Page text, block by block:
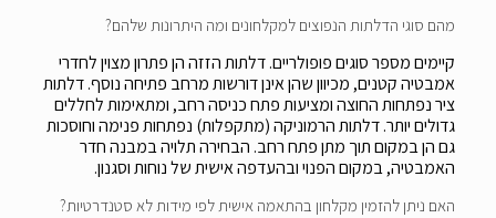
מהם סוגי הדלתות הנפוצים למקלחונים ומה היתרונות שלהם?
קיימים מספר סוגים פופולריים. דלתות הזזה הן פתרון מצוין לחדרי
אמבטיה קטנים, מכיוון שהן אינן דורשות מרחב פתיחה נוסף. דלתות
ציר נפתחות החוצה ומציעות פתח כניסה רחב, ומתאימות לחללים
גדולים יותר. דלתות הרמוניקה (מתקפלות) נפתחות פנימה וחוסכות
גם הן במקום תוך מתן פתח רחב. הבחירה תלויה במבנה חדר
האמבטיה, במקום הפנוי ובהעדפה אישית של נוחות וסגנון.
האם ניתן להזמין מקלחון בהתאמה אישית לפי מידות לא סטנדרטיות?